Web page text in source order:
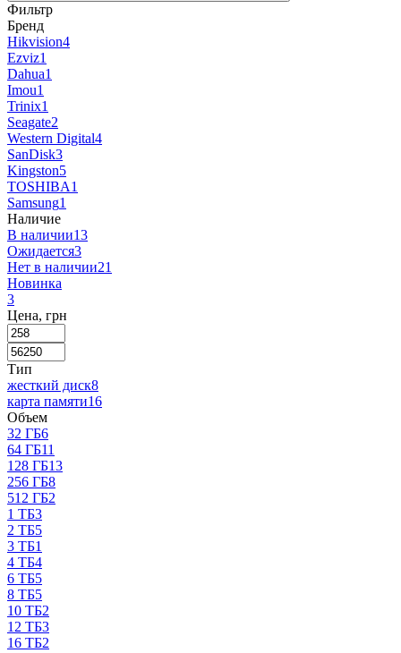
Фильтр
Бренд
Hikvision4
Ezviz1
Dahua1
Imou1
Trinix1
Seagate2
Western Digital4
SanDisk3
Kingston5
TOSHIBA1
Samsung1
Наличие
В наличии13
Ожидается3
Нет в наличии21
Новинка
3
Цена, грн
Тип
жесткий диск8
карта памяти16
Объем
32 ГБ6
64 ГБ11
128 ГБ13
256 ГБ8
512 ГБ2
1 ТБ3
2 ТБ5
3 ТБ1
4 ТБ4
6 ТБ5
8 ТБ5
10 ТБ2
12 ТБ3
16 ТБ2